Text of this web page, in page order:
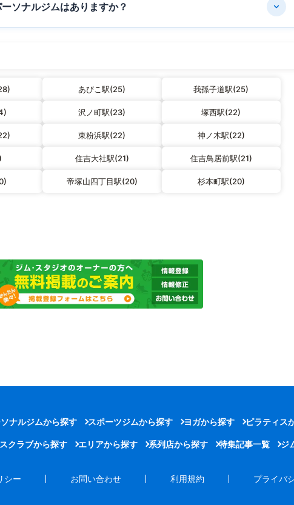
ソナルジムはありますか？
あびこ駅(25) 我孫子道駅(25)
沢ノ町駅(23) 塚西駅(22)
東粉浜駅(22) 神ノ木駅(22)
住吉大社駅(21) 住吉鳥居前駅(21)
帝塚山四丁目駅(20) 杉本町駅(20)
ナルジムから探す スポーツジムから探す ヨガから探す ピラティス
クラブから探す エリアから探す 系列店から探す 特集記事一覧 ジ
シー お問い合わせ 利用規約 プライバ